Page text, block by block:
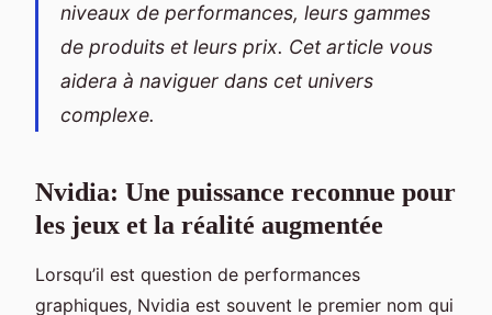
niveaux de performances, leurs gammes
de produits et leurs prix. Cet article vous
aidera à naviguer dans cet univers
complexe.
Nvidia: Une puissance reconnue pour
les jeux et la réalité augmentée
Lorsqu’il est question de performances
graphiques, Nvidia est souvent le premier nom qui